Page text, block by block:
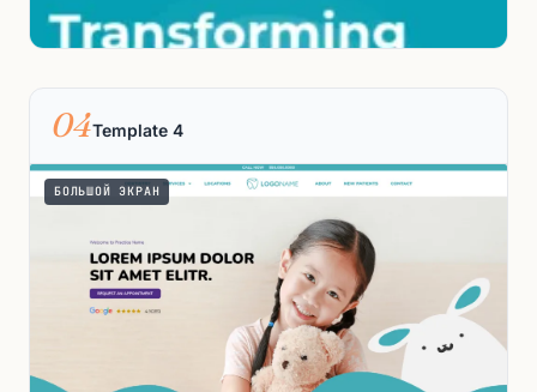
04Template 4
БОЛЬШОЙ ЭКРАН